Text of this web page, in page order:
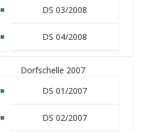
DS 03/2008
DS 04/2008
Dorfschelle 2007
DS 01/2007
DS 02/2007